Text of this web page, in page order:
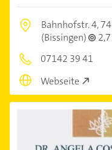
Bahnhofstr. 4,
(Bissingen)
07142 39 41
Webseite